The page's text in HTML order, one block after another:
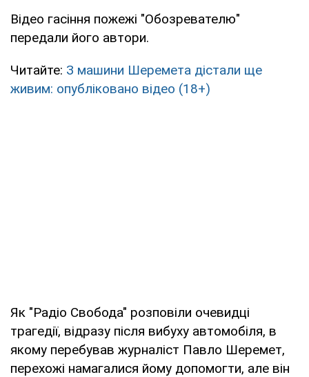
Відео гасіння пожежі "Обозревателю"
передали його автори.
Читайте: З машини Шеремета дістали ще
живим: опубліковано відео (18+)
Як "Радіо Свобода" розповіли очевидці
трагедії, відразу після вибуху автомобіля, в
якому перебував журналіст Павло Шеремет,
перехожі намагалися йому допомогти, але він